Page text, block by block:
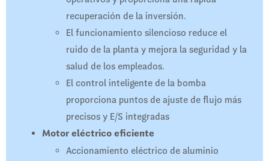
recuperación de la inversión.
El funcionamiento silencioso reduce el
ruido de la planta y mejora la seguridad y la
salud de los empleados.
El control inteligente de la bomba
proporciona puntos de ajuste de flujo más
precisos y E/S integradas
Motor eléctrico eficiente
Accionamiento eléctrico de aluminio